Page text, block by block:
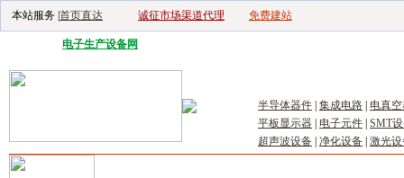
本站服务 | 首页直达 诚征市场渠道代理 免费建站
电子生产设备网
半导体器件 集成电路
电真
平板显示器
电子元件 SMT
超声波设备 净化设备 激光